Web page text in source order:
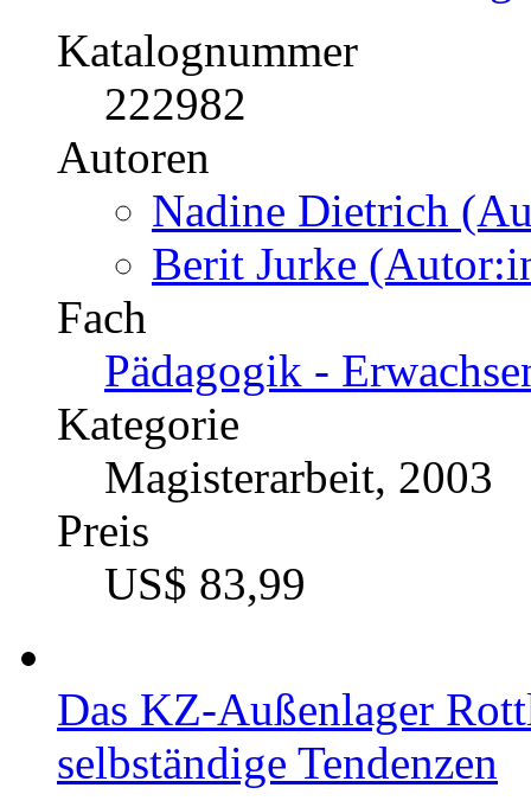
Katalognummer
222982
Autoren
Nadine Dietrich
Berit Jurke
Fach
Pädagogik -
Kategorie
Magisterarbeit, 2003
Preis
US$ 83,99
Das KZ-Außenlager
selbständige Tendenzen